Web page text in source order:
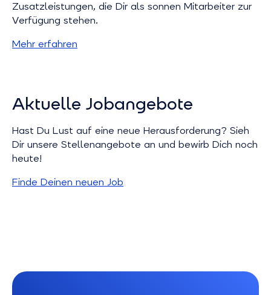
Zusatzleistungen, die Dir als sonnen Mitarbeiter zur
Verfügung stehen.
Mehr erfahren
Aktuelle Jobangebote
Hast Du Lust auf eine neue Herausforderung? Sieh
Dir unsere Stellenangebote an und bewirb Dich noch
heute!
Finde Deinen neuen Job